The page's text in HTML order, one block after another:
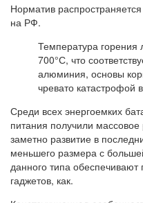
Норматив
на РФ.
Температура горения
700°С, что
алюминия, основы
чревато катастрофой
Среди всех энергоемких
питания получили
заметно развитие в
меньшего размера с
данного типа
гаджетов, как.